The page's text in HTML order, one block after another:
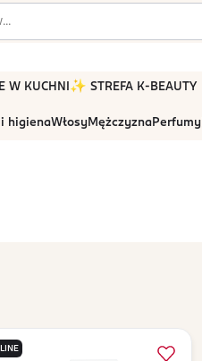
W KUCHNI ✨ STREFA K-BEAUTY
higienaWłosyMężczyznaPerfumy